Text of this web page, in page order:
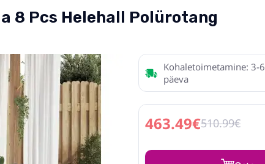
8 Pcs Helehall Polürotang
Kohaletoimetamine: 3-6
päeva
463.49€510.99€